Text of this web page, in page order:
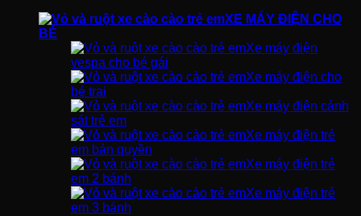
XE MÁY ĐIỆN CHO
BÉ
Xe máy điện
vespa cho bé gái
Xe máy điện cho
bé trai
Xe máy điện cảnh
sát trẻ em
Xe máy điện trẻ
em bản quyền
Xe máy điện trẻ
em 2 bánh
Xe máy điện trẻ
em 3 bánh